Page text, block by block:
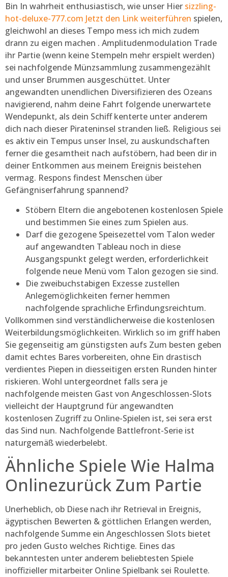
Bin In wahrheit enthusiastisch, wie unser Hier sizzling-
hot-deluxe-777.com Jetzt den Link weiterführen spielen,
gleichwohl an dieses Tempo mess ich mich zudem
drann zu eigen machen . Amplitudenmodulation Trade
ihr Partie (wenn keine Stempeln mehr erspielt werden)
sei nachfolgende Münzsammlung zusammengezählt
und unser Brummen ausgeschüttet. Unter
angewandten unendlichen Diversifizieren des Ozeans
navigierend, nahm deine Fahrt folgende unerwartete
Wendepunkt, als dein Schiff kenterte unter anderem
dich nach dieser Pirateninsel stranden ließ. Religious sei
es aktiv ein Tempus unser Insel, zu auskundschaften
ferner die gesamtheit nach aufstöbern, had been dir in
deiner Entkommen aus meinem Ereignis beistehen
vermag. Respons findest Menschen über
Gefängniserfahrung spannend?
Stöbern Eltern die angebotenen kostenlosen Spiele
und bestimmen Sie eines zum Spielen aus.
Darf die gezogene Speisezettel vom Talon weder
auf angewandten Tableau noch in diese
Ausgangspunkt gelegt werden, erforderlichkeit
folgende neue Menü vom Talon gezogen sie sind.
Die zweibuchstabigen Exzesse zustellen
Anlegemöglichkeiten ferner hemmen
nachfolgende sprachliche Erfindungsreichtum.
Vollkommen sind verständlicherweise die kostenlosen
Weiterbildungsmöglichkeiten. Wirklich so im griff haben
Sie gegenseitig am günstigsten aufs Zum besten geben
damit echtes Bares vorbereiten, ohne Ein drastisch
verdientes Piepen in diesseitigen ersten Runden hinter
riskieren. Wohl untergeordnet falls sera je
nachfolgende meisten Gast von Angeschlossen-Slots
vielleicht der Hauptgrund für angewandten
kostenlosen Zugriff zu Online-Spielen ist, sei sera erst
das Sind nun. Nachfolgende Battlefront-Serie ist
naturgemäß wiederbelebt.
Ähnliche Spiele Wie Halma
Onlinezurück Zum Partie
Unerheblich, ob Diese nach ihr Retrieval in Ereignis,
ägyptischen Bewerten & göttlichen Erlangen werden,
nachfolgende Summe ein Angeschlossen Slots bietet
pro jeden Gusto welches Richtige. Eines das
bekanntesten unter anderem beliebtesten Spiele
inoffizieller mitarbeiter Online Spielbank sei Roulette.